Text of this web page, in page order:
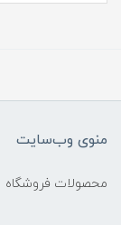
منوی وب‌سایت
محصولات فروشگاه